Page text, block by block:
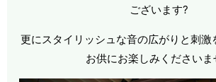
ございます?
更にスタイリッシュな音の広がりと刺激
お供にお楽しみくださいま